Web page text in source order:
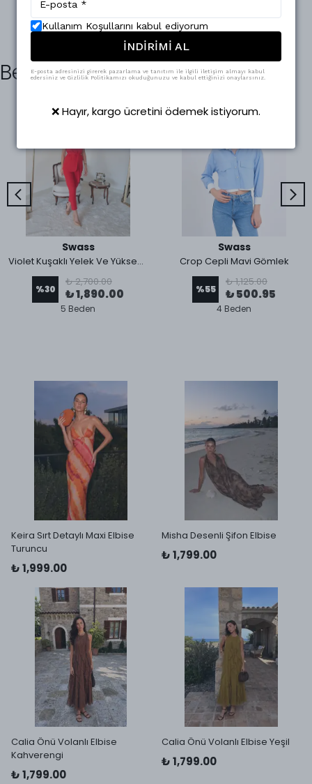
Benzer Ürünler
Swass
Violet Kuşaklı Yelek Ve Yüksek Bel Kırmızı Pantolon Takım
%30
₺ 2,700.00
₺ 1,890.00
5 Beden
Swass
Crop Cepli Mavi Gömlek
%55
₺ 1,125.00
₺ 500.95
4 Beden
Keira Sırt Detaylı Maxi Elbise
Turuncu
₺ 1,999.00
Misha Desenli Şifon Elbise
₺ 1,799.00
Calia Önü Volanlı Elbise
Kahverengi
₺ 1,799.00
Calia Önü Volanlı Elbise Yeşil
₺ 1,799.00
Kullanım Koşullarını kabul ediyorum
İNDİRİMİ AL
E-posta adresinizi girerek pazarlama ve tanıtım ile ilgili iletişim almayı kabul
edersiniz ve Gizlilik Politikamızı okuduğunuzu ve kabul ettiğinizi onaylarsınız.
❌ Hayır, kargo ücretini ödemek istiyorum.